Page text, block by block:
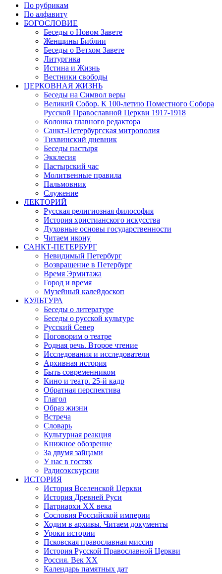
По рубрикам
По алфавиту
БОГОСЛОВИЕ
Беседы о Новом Завете
Женщины Библии
Беседы о Ветхом Завете
Литургика
Истина и Жизнь
Вестники свободы
ЦЕРКОВНАЯ ЖИЗНЬ
Беседы на Символ веры
Великий Собор. К 100-летию Поместного Собора
Русской Православной Церкви 1917-1918
Колонка главного редактора
Санкт-Петербургская митрополия
Тихвинский дневник
Беседы пастыря
Экклесия
Пастырский час
Молитвенные правила
Пальмовник
Служение
ЛЕКТОРИЙ
Русская религиозная философия
История христианского искусства
Духовные основы государственности
Читаем икону
САНКТ-ПЕТЕРБУРГ
Невидимый Петербург
Возвращение в Петербург
Время Эрмитажа
Город и время
Музейный калейдоскоп
КУЛЬТУРА
Беседы о литературе
Беседы о русской культуре
Русский Север
Поговорим о театре
Родная речь. Второе чтение
Исследования и исследователи
Архивная история
Быть современником
Кино и театр. 25-й кадр
Обратная перспектива
Глагол
Образ жизни
Встреча
Словарь
Культурная реакция
Книжное обозрение
За двумя зайцами
У нас в гостях
Радиоэкскурсии
ИСТОРИЯ
История Вселенской Церкви
История Древней Руси
Патриархи XX века
Сословия Российской империи
Ходим в архивы. Читаем документы
Уроки истории
Псковская православная миссия
История Русской Православной Церкви
Россия. Век ХХ
Календарь памятных дат